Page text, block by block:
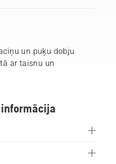
un puķu dobju
ar taisnu un